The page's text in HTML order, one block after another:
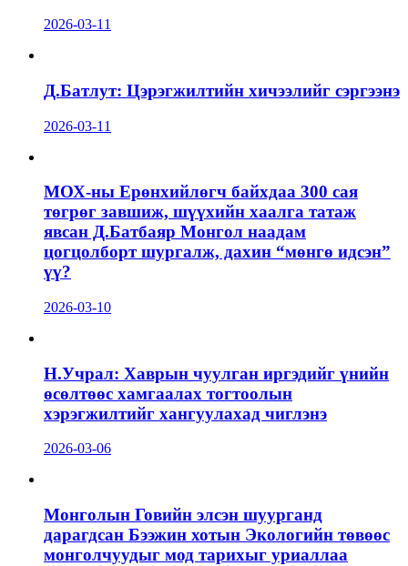
2026-03-11
Д.Батлут: Цэрэгжилтийн хичээлийг сэргээнэ
2026-03-11
МОХ-ны Ерөнхийлөгч байхдаа 300 сая
төгрөг завшиж, шүүхийн хаалга татаж
явсан Д.Батбаяр Монгол наадам
цогцолборт шургалж, дахин “мөнгө идсэн”
үү?
2026-03-10
Н.Учрал: Хаврын чуулган иргэдийг үнийн
өсөлтөөс хамгаалах тогтоолын
хэрэгжилтийг хангуулахад чиглэнэ
2026-03-06
Монголын Говийн элсэн шуурганд
дарагдсан Бээжин хотын Экологийн төвөөс
монголчуудыг мод тарихыг уриаллаа